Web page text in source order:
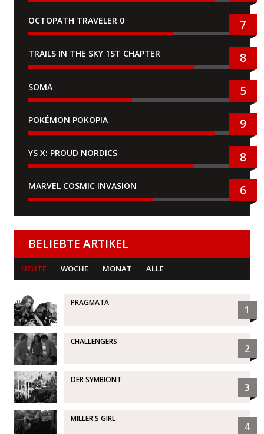
OCTOPATH TRAVELER 0 7
TRAILS IN THE SKY 1ST CHAPTER 8
SOMA 5
POKÉMON POKOPIA 9
YS X: PROUD NORDICS 8
MARVEL COSMIC INVASION 6
BELIEBTE ARTIKEL
HEUTE WOCHE MONAT ALLE
PRAGMATA
1
CHALLENGERS
2
DER SYMBIONT
3
MILLER'S GIRL
4